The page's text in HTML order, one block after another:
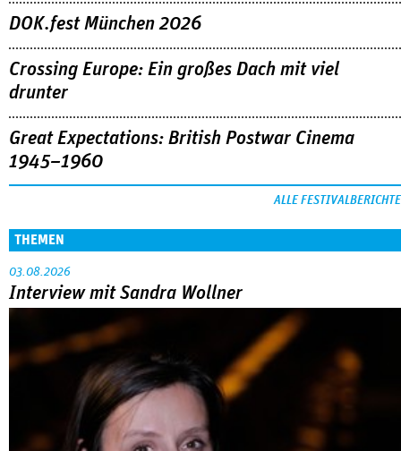
DOK.fest München 2026
Crossing Europe: Ein großes Dach mit viel
drunter
Great Expectations: British Postwar Cinema
1945–1960
ALLE FESTIVALBERICHTE
THEMEN
03.08.2026
Interview mit Sandra Wollner